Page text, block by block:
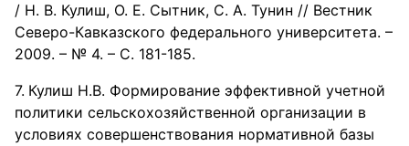
/ Н. В. Кулиш, О. Е. Сытник, С. А. Тунин // Вестник
Северо-Кавказского федерального университета. –
2009. – № 4. – С. 181-185.
Кулиш Н.В. Формирование эффективной учетной
политики сельскохозяйственной организации в
условиях совершенствования нормативной базы